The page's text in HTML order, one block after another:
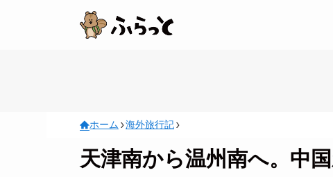
ホーム 海外旅行記
天津南から温州南へ。中